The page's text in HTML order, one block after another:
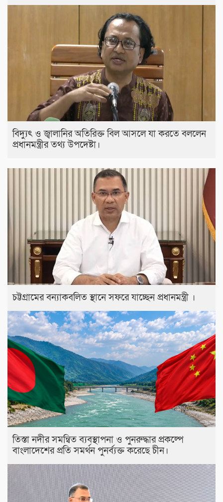
বিদ্যুৎ ও জ্বালানির অতিরিক্ত বিল আসলে যা করতে বললেন
প্রধানমন্ত্রীর তথ্য উপদেষ্টা।
চট্টগ্রামের বন্যাকবলিত স্থানে সফরে যাচ্ছেন প্রধানমন্ত্রী ।
তিস্তা নদীর সমন্বিত ব্যবস্থাপনা ও পুনরুদ্ধার প্রকল্পে
বাংলাদেশের প্রতি সমর্থন পুনর্ব্যক্ত করেছে চীন।